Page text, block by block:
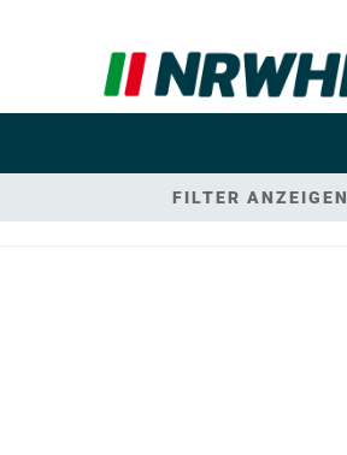
FILTER ANZEIGEN